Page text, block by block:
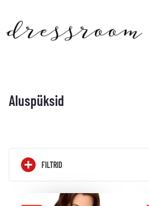
Aluspüksid
FILTRID